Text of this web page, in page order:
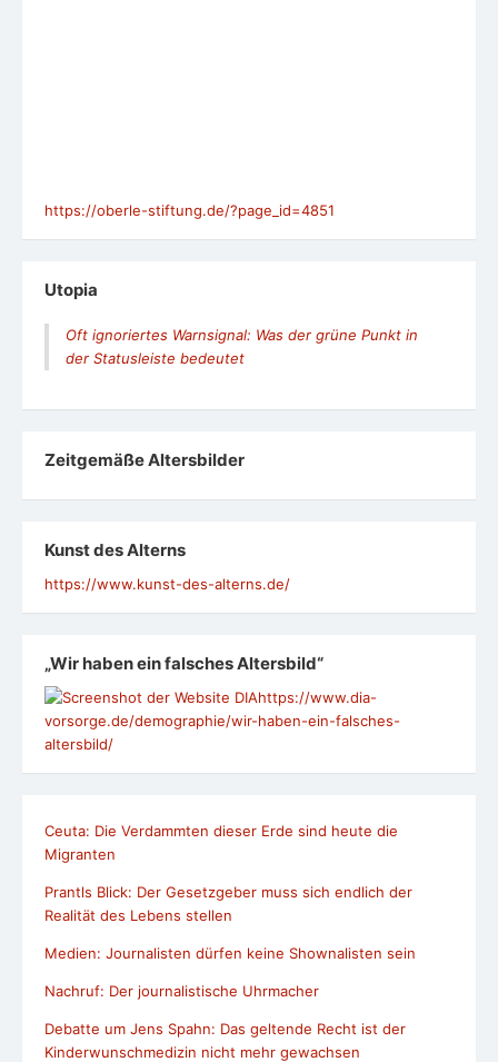
https://oberle-stiftung.de/?page_id=4851
Utopia
Oft ignoriertes Warnsignal: Was der grüne Punkt in
der Statusleiste bedeutet
Zeit­ge­mäße Alters­bil­der
Kunst des Alterns
https://www.kunst-des-alterns.de/
„Wir haben ein falsches Altersbild“
https://www.dia-
vorsorge.de/demographie/wir-haben-ein-falsches-
altersbild/
Ceuta: Die Verdammten dieser Erde sind heute die
Migranten
Prantls Blick: Der Gesetzgeber muss sich endlich der
Realität des Lebens stellen
Medien: Journalisten dürfen keine Shownalisten sein
Nachruf: Der journalistische Uhrmacher
Debatte um Jens Spahn: Das geltende Recht ist der
Kinderwunschmedizin nicht mehr gewachsen